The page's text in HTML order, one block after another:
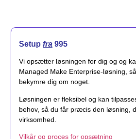
Setup fra 995
Vi opsætter løsningen for dig og og
Managed Make Enterprise-løsning,
bekymre dig om noget.
Løsningen er fleksibel og kan
behov, så du får præcis den løsning,
virksomhed.
Vilkår og proces for opsætning